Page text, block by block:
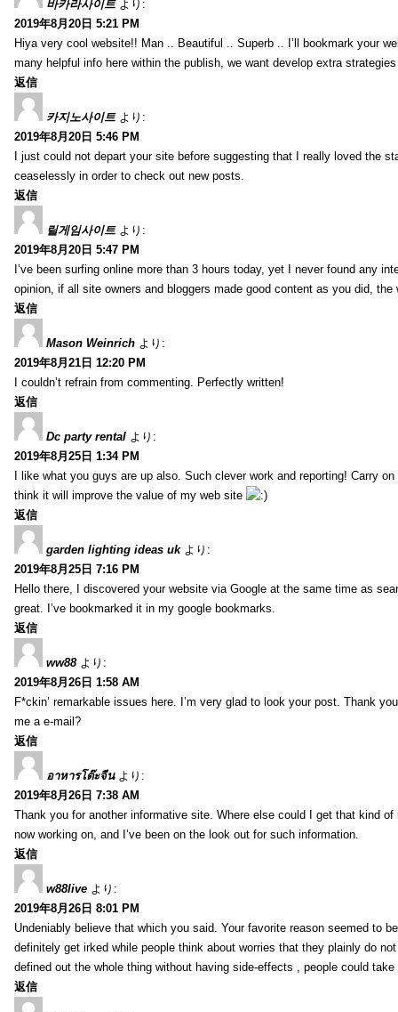
바카라사이트 より:
2019年8月20日 5:21 PM
Hiya very cool website!! Man .. Beautiful .. Superb .. I’ll bookmark your
many helpful info here within the publish, we want develop extra
返信
카지노사이트 より:
2019年8月20日 5:46 PM
I just could not depart your site before suggesting that I really loved the
ceaselessly in order to check out new posts.
返信
릴게임사이트 より:
2019年8月20日 5:47 PM
I’ve been surfing online more than 3 hours today, yet I never found any
opinion, if all site owners and bloggers made good content as you did,
返信
Mason Weinrich より:
2019年8月21日 12:20 PM
I couldn’t refrain from commenting. Perfectly written!
返信
Dc party rental より:
2019年8月25日 1:34 PM
I like what you guys are up also. Such clever work and reporting! Carry
think it will improve the value of my web site
返信
garden lighting ideas uk より:
2019年8月25日 7:16 PM
Hello there, I discovered your website via Google at the same time as
great. I’ve bookmarked it in my google bookmarks.
返信
ww88 より:
2019年8月26日 1:58 AM
F*ckin’ remarkable issues here. I’m very glad to look your post. Thank
me a e-mail?
返信
อาหารโต๊ะจีน より:
2019年8月26日 7:38 AM
Thank you for another informative site. Where else could I get that kind
now working on, and I’ve been on the look out for such information.
返信
w88live より:
2019年8月26日 8:01 PM
Undeniably believe that which you said. Your favorite reason seemed to
definitely get irked while people think about worries that they plainly do
defined out the whole thing without having side-effects , people could
返信